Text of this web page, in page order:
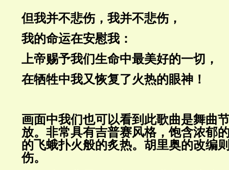
但我并不悲伤，我并不悲伤，
我的命运在安慰我：
上帝赐予我们生命中最美好的一切，
在牺牲中我又恢复了火热的眼神！
画面中我们也可以看到此歌曲是舞曲
放。非常具有吉普赛风格，饱含浓郁
的飞蛾扑火般的炙热。胡里奥的改编
伤。